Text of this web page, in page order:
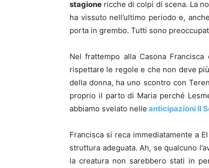
stagione ricche di colpi di scena. La
ha vissuto nell’ultimo periodo e,
porta in grembo. Tutti sono
Nel frattempo alla Casona
rispettare le regole e che non deve
della donna, ha uno scontro con
proprio il parto di Maria perché
abbiamo svelato nelle anticipazioni Il
Francisca si reca immediatamente a
struttura adeguata. Ah, se qualcuno
la creatura non sarebbero stati in